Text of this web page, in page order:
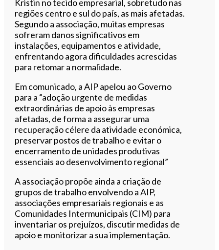
Kristin no tecido empresarial, sobretudo nas
regiões centro e sul do país, as mais afetadas.
Segundo a associação, muitas empresas
sofreram danos significativos em
instalações, equipamentos e atividade,
enfrentando agora dificuldades acrescidas
para retomar a normalidade.
Em comunicado, a AIP apelou ao Governo
para a “adoção urgente de medidas
extraordinárias de apoio às empresas
afetadas, de forma a assegurar uma
recuperação célere da atividade económica,
preservar postos de trabalho e evitar o
encerramento de unidades produtivas
essenciais ao desenvolvimento regional”
A associação propõe ainda a criação de
grupos de trabalho envolvendo a AIP,
associações empresariais regionais e as
Comunidades Intermunicipais (CIM) para
inventariar os prejuízos, discutir medidas de
apoio e monitorizar a sua implementação.